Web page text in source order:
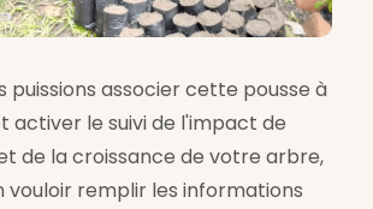
puissions associer cette pousse à
activer le suivi de l'impact de
de la croissance de votre arbre,
vouloir remplir les informations